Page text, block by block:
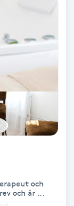
och
och är ...